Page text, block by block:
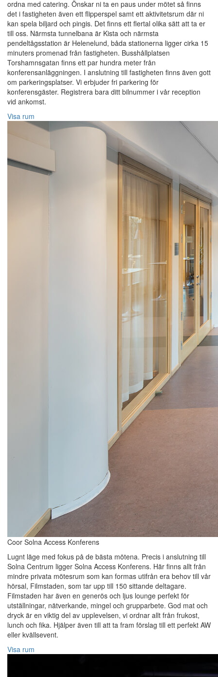
ordna med catering. Önskar ni ta en paus under mötet så finns
det i fastigheten även ett flipperspel samt ett aktivitetsrum där ni
kan spela biljard och pingis. Det finns ett flertal olika sätt att ta er
till oss. Närmsta tunnelbana är Kista och närmsta
pendeltågsstation är Helenelund, båda stationerna ligger cirka 15
minuters promenad från fastigheten. Busshållplatsen
Torshamnsgatan finns ett par hundra meter från
konferensanläggningen. I anslutning till fastigheten finns även gott
om parkeringsplatser. Vi erbjuder fri parkering för
konferensgäster. Registrera bara ditt bilnummer i vår reception
vid ankomst.
Visa rum
Coor Solna Access Konferens
Lugnt läge med fokus på de bästa mötena. Precis i anslutning till
Solna Centrum ligger Solna Access Konferens. Här finns allt från
mindre privata mötesrum som kan formas utifrån era behov till vår
hörsal, Filmstaden, som tar upp till 150 sittande deltagare.
Filmstaden har även en generös och ljus lounge perfekt för
utställningar, nätverkande, mingel och grupparbete. God mat och
dryck är en viktig del av upplevelsen, vi ordnar allt från frukost,
lunch och fika. Hjälper även till att ta fram förslag till ett perfekt AW
eller kvällsevent.
Visa rum